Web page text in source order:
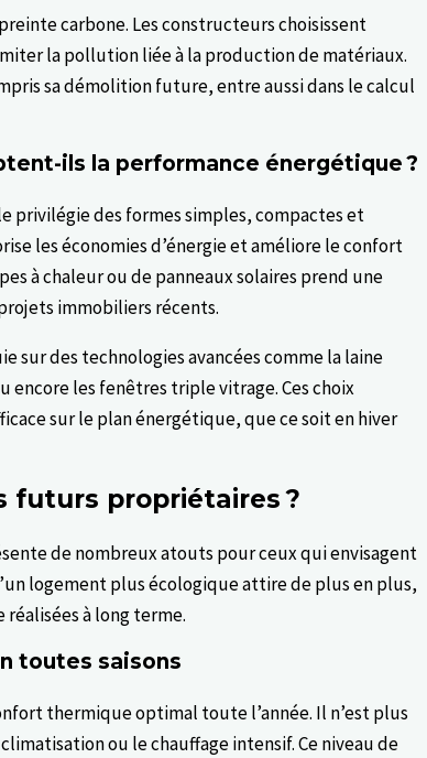
carbone. Les constructeurs choisissent
la pollution liée à la production de matériaux.
sa démolition future, entre aussi dans le calcul
ils la performance énergétique ?
privilégie des formes simples, compactes et
les économies d’énergie et améliore le confort
à chaleur ou de panneaux solaires prend une
immobiliers récents.
sur des technologies avancées comme la laine
encore les fenêtres triple vitrage. Ces choix
sur le plan énergétique, que ce soit en hiver
futurs propriétaires ?
de nombreux atouts pour ceux qui envisagent
logement plus écologique attire de plus en plus,
réalisées à long terme.
toutes saisons
thermique optimal toute l’année. Il n’est plus
ou le chauffage intensif. Ce niveau de